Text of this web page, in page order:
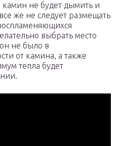
не будет дымить и
же не следует размещать
выбрать место
не было в
от камина, а также
тепла будет